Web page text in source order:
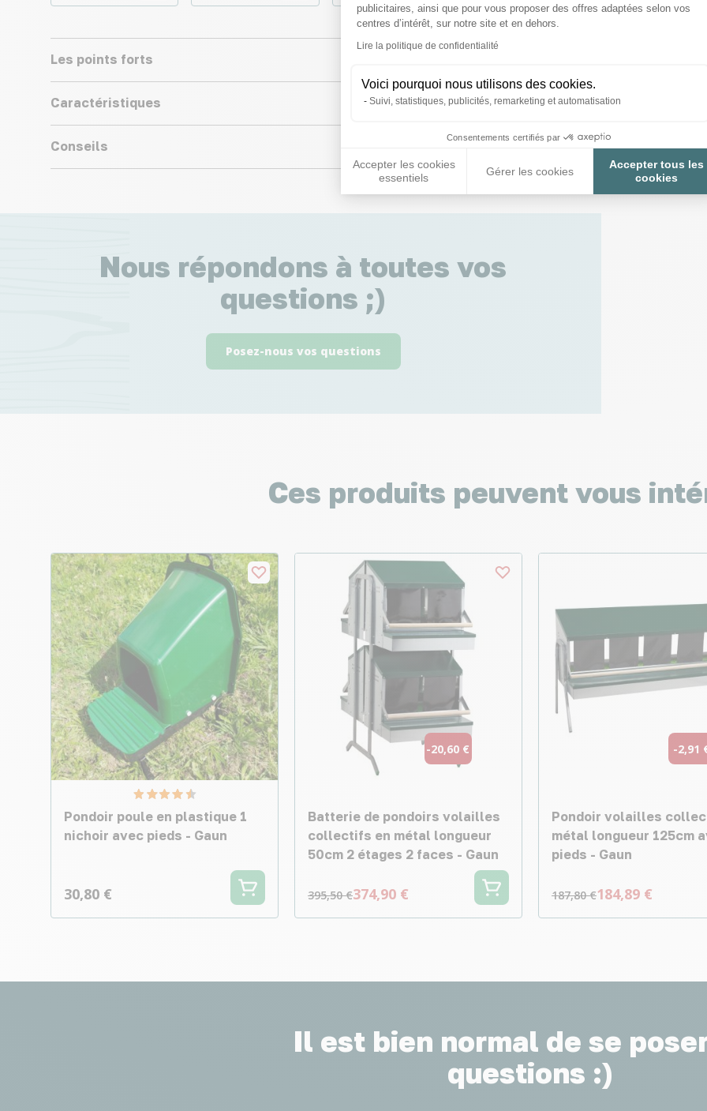
publicitaires, ainsi que pour vous proposer des offres adaptées selon vos
centres d’intérêt, sur notre site et en dehors.
Lire la politique de confidentialité
Voici pourquoi nous utilisons des cookies.
Suivi, statistiques, publicités, remarketing et automatisation
Consentements certifiés par
Accepter les cookies
essentiels
Gérer les cookies
Accepter tous les
cookies
Axeptio consent
Les points forts
Caractéristiques
Conseils
Nous répondons à toutes vos
questions ;)
Posez-nous vos questions
Ces produits peuvent vous
Pondoir poule en plastique 1
nichoir avec pieds - Gaun
30,80 €
-20,60 €
Batterie de pondoirs volailles
collectifs en métal longueur
50cm 2 étages 2 faces - Gaun
395,50 €374,90 €
-2,91
Pondoir volailles
métal longueur 125cm
pieds - Gaun
187,80 €184,89 €
Il est bien normal de se
questions :)